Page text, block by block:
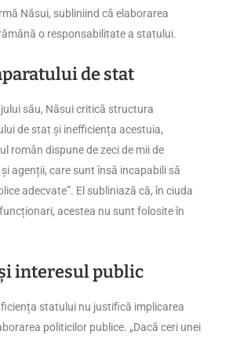
Năsui, subliniind că elaborarea
o responsabilitate a statului.
de stat
său, Năsui critică structura
de stat și inefficiența acestuia,
român dispune de zeci de mii de
agenții, care sunt însă incapabili să
adecvate”. El subliniază că, în ciuda
acestea nu sunt folosite în
interesul public
statului nu justifică implicarea
politicilor publice. „Dacă ceri unei